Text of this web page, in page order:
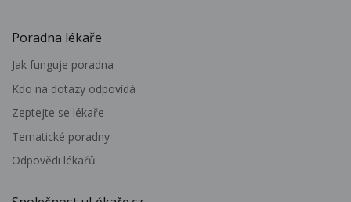
Poradna lékaře
Jak funguje poradna
Kdo na dotazy odpovídá
Zeptejte se lékaře
Tematické poradny
Odpovědi lékařů